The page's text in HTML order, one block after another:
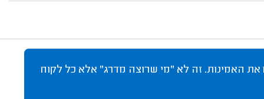
את האמינות. זה לא "מי שרוצה מדרג" אלא כל לקוח